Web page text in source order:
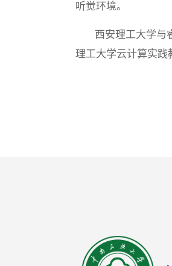
听觉环境。
西安理工大学与
理工大学云计算实践